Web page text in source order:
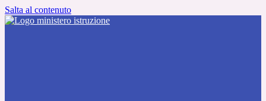
Salta al contenuto